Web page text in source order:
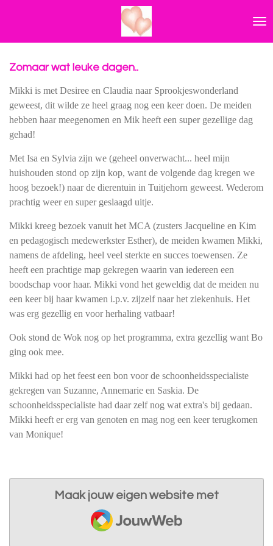
hoofdinhoud
Zomaar wat leuke dagen..
Mikki is met Desiree en Claudia naar Sprookjeswonderland
geweest, dit wilde ze heel graag nog een keer doen. De meiden
hebben haar meegenomen en Mik heeft een super gezellige dag
gehad!
Met Isa en Sylvia zijn we (geheel onverwacht... heel mijn
huishouden stond op zijn kop, want de volgende dag kregen we
hoog bezoek!) naar de dierentuin in Tuitjehorn geweest. Wederom
prachtig weer en super geslaagd uitje.
Mikki kreeg bezoek vanuit het MCA (zusters Jacqueline en Kim
en pedagogisch medewerkster Esther), de meiden kwamen Mikki,
namens de afdeling, heel veel sterkte en succes toewensen. Ze
heeft een prachtige map gekregen waarin van iedereen een
boodschap voor haar. Mikki vond het geweldig dat de meiden nu
een keer bij haar kwamen i.p.v. zijzelf naar het ziekenhuis. Het
was erg gezellig en voor herhaling vatbaar!
Ook stond de Wok nog op het programma, extra gezellig want Bo
ging ook mee.
Mikki had op het feest een bon voor de schoonheidsspecialiste
gekregen van Suzanne, Annemarie en Saskia. De
schoonheidsspecialiste had daar zelf nog wat extra's bij gedaan.
Mikki heeft er erg van genoten en mag nog een keer terugkomen
van Monique!
Maak jouw eigen website met
JouwWeb